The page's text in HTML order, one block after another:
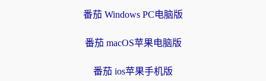
番茄 Windows PC电脑版
番茄 macOS苹果电脑版
番茄 ios苹果手机版